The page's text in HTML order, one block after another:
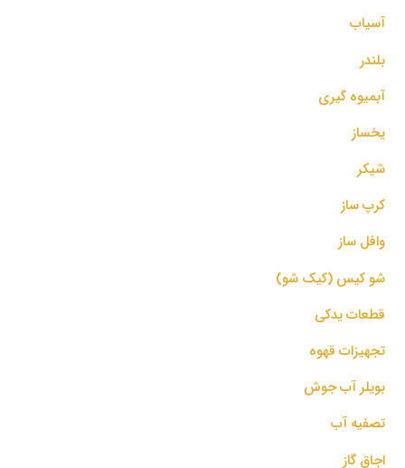
آسیاب
بلندر
آبمیوه گیری
یخساز
شیکر
کرپ ساز
وافل ساز
شو کیس (کیک شو)
قطعات یدکی
تجهیزات قهوه
بویلر آب جوش
تصفیه آب
اجاق گاز